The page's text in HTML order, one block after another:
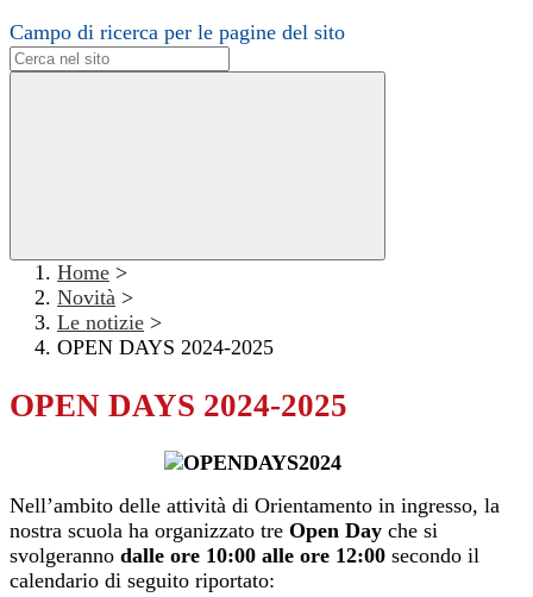
Campo di ricerca per le pagine del sito
Home >
Novità >
Le notizie >
OPEN DAYS 2024-2025
OPEN DAYS 2024-2025
Nell’ambito delle attività di Orientamento in ingresso, la
nostra scuola ha organizzato tre Open Day che si
svolgeranno dalle ore 10:00 alle ore 12:00 secondo il
calendario di seguito riportato: